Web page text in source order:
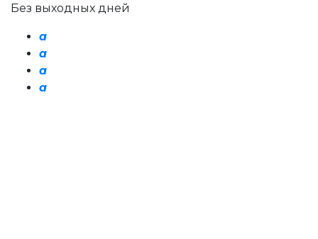
Без выходных дней
a
a
a
a